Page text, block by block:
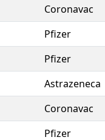
Coronavac
Pfizer
Pfizer
Astrazeneca
Coronavac
Pfizer